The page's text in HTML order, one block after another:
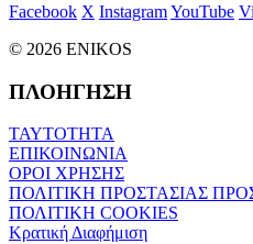
Facebook X InstagramYouTube
© 2026 ENIKOS
ΠΛΟΗΓΗΣΗ
ΤΑΥΤΟΤΗΤΑ
ΕΠΙΚΟΙΝΩΝΙΑ
ΟΡΟΙ ΧΡΗΣΗΣ
ΠΟΛΙΤΙΚΗ ΠΡΟΣΤΑΣΙΑΣ
ΠΟΛΙΤΙΚΗ COOKIES
Κρατική Διαφήμιση